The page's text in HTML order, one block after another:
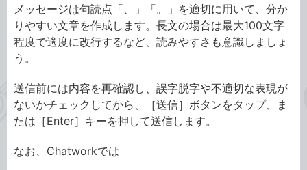
メッセージは句読点「、」「。」を適切に用いて、分か
りやすい文章を作成します。長文の場合は最大100文字
程度で適度に改行するなど、読みやすさも意識しましょ
う。
送信前には内容を再確認し、誤字脱字や不適切な表現が
ないかチェックしてから、［送信］ボタンをタップ、ま
たは［Enter］キーを押して送信します。
なお、Chatworkでは